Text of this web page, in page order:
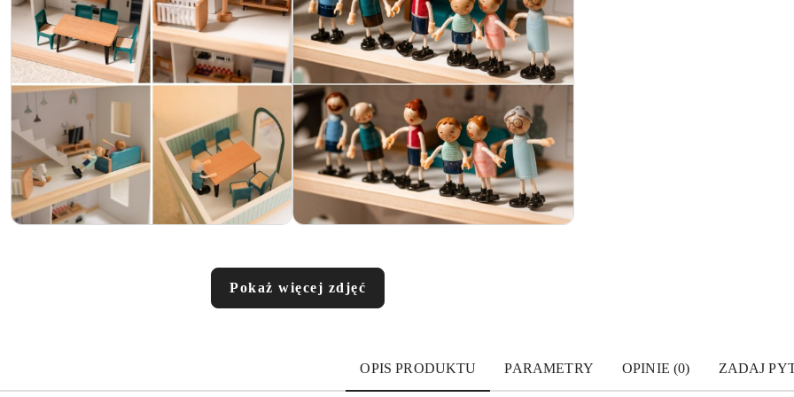
Pokaż więcej zdjęć
OPIS PRODUKTU PARAMETRY OPINIE (0) ZADAJ